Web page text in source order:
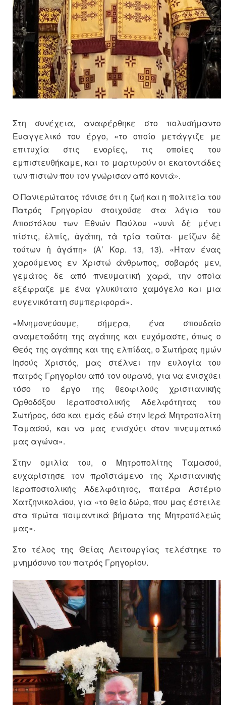
Στη συνέχεια, αναφέρθηκε στο πολυσήμαντο
Ευαγγελικό του έργο, «το οποίο μετάγγιζε με
επιτυχία στις ενορίες, τις οποίες του
εμπιστευθήκαμε, και το μαρτυρούν οι εκατοντάδες
των πιστών που τον γνώρισαν από κοντά».
Ο Πανιερώτατος τόνισε ότι η ζωή και η πολιτεία του
Πατρός Γρηγορίου στοιχούσε στα λόγια του
Αποστόλου των Εθνών Παύλου «νυνὶ δὲ μένει
πίστις, ἐλπίς, ἀγάπη, τὰ τρία ταῦτα· μείζων δὲ
τούτων ἡ ἀγάπη» (Α’ Κορ. 13, 13). «Ήταν ένας
χαρούμενος εν Χριστώ άνθρωπος, σοβαρός μεν,
γεμάτος δε από πνευματική χαρά, την οποία
εξέφραζε με ένα γλυκύτατο χαμόγελο και μια
ευγενικότατη συμπεριφορά».
«Μνημονεύουμε, σήμερα, ένα σπουδαίο
αναμεταδότη της αγάπης και ευχόμαστε, όπως ο
Θεός της αγάπης και της ελπίδας, ο Σωτήρας ημών
Ιησούς Χριστός, μας στέλνει την ευλογία του
πατρός Γρηγορίου από τον ουρανό, για να ενισχύει
τόσο το έργο της θεοφιλούς χριστιανικής
Ορθοδόξου Ιεραποστολικής Αδελφότητας του
Σωτήρος, όσο και εμάς εδώ στην Ιερά Μητροπολίτη
Ταμασού, και να μας ενισχύει στον πνευματικό
μας αγώνα».
Στην ομιλία του, ο Μητροπολίτης Ταμασού,
ευχαρίστησε τον προϊστάμενο της Χριστιανικής
Ιεραποστολικής Αδελφότητος, πατέρα Αστέριο
Χατζηνικολάου, για «το θείο δώρο, που μας έστειλε
στα πρώτα ποιμαντικά βήματα της Μητροπόλεώς
μας».
Στο τέλος της Θείας Λειτουργίας τελέστηκε το
μνημόσυνο του πατρός Γρηγορίου.